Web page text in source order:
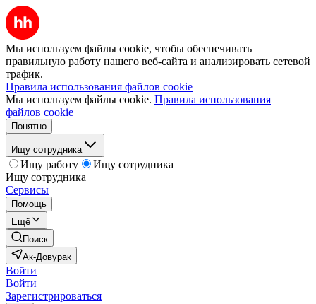
Мы используем файлы cookie, чтобы обеспечивать
правильную работу нашего веб-сайта и анализировать сетевой
трафик.
Правила использования файлов cookie
Мы используем файлы cookie. Правила использования
файлов cookie
Понятно
Ищу сотрудника
Ищу работу
Ищу сотрудника
Ищу сотрудника
Сервисы
Помощь
Ещё
Поиск
Ак-Довурак
Войти
Войти
Зарегистрироваться